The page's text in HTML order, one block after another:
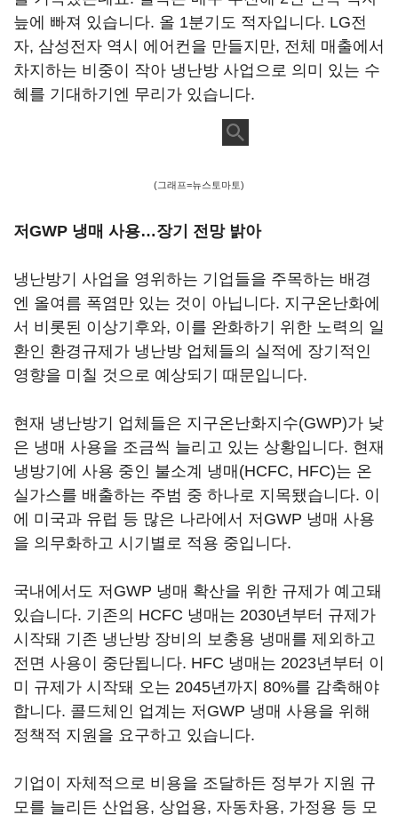
늪에 빠져 있습니다. 올 1분기도 적자입니다. LG전
자, 삼성전자 역시 에어컨을 만들지만, 전체 매출에서
차지하는 비중이 작아 냉난방 사업으로 의미 있는 수
혜를 기대하기엔 무리가 있습니다.
(그래프=뉴스토마토)
저GWP 냉매 사용…장기 전망 밝아
냉난방기 사업을 영위하는 기업들을 주목하는 배경
엔 올여름 폭염만 있는 것이 아닙니다. 지구온난화에
서 비롯된 이상기후와, 이를 완화하기 위한 노력의 일
환인 환경규제가 냉난방 업체들의 실적에 장기적인
영향을 미칠 것으로 예상되기 때문입니다.
현재 냉난방기 업체들은 지구온난화지수(GWP)가 낮
은 냉매 사용을 조금씩 늘리고 있는 상황입니다. 현재
냉방기에 사용 중인 불소계 냉매(HCFC, HFC)는 온
실가스를 배출하는 주범 중 하나로 지목됐습니다. 이
에 미국과 유럽 등 많은 나라에서 저GWP 냉매 사용
을 의무화하고 시기별로 적용 중입니다.
국내에서도 저GWP 냉매 확산을 위한 규제가 예고돼
있습니다. 기존의 HCFC 냉매는 2030년부터 규제가
시작돼 기존 냉난방 장비의 보충용 냉매를 제외하고
전면 사용이 중단됩니다. HFC 냉매는 2023년부터 이
미 규제가 시작돼 오는 2045년까지 80%를 감축해야
합니다. 콜드체인 업계는 저GWP 냉매 사용을 위해
정책적 지원을 요구하고 있습니다.
기업이 자체적으로 비용을 조달하든 정부가 지원 규
모를 늘리든 산업용, 상업용, 자동차용, 가정용 등 모